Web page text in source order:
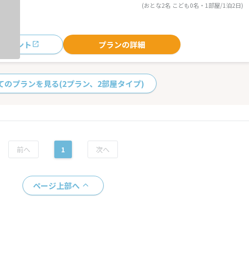
(おとな2名 こども0名・1部屋/1泊2日)
ポイント プランの詳細
のプランを見る(2プラン、2部屋タイプ)
1
ページ上部へ